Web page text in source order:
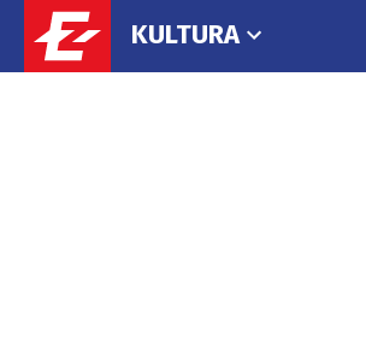
KULTURA